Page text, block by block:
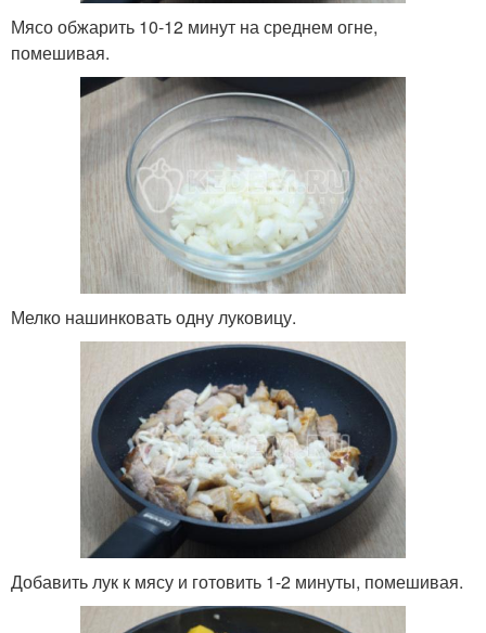
Мясо обжарить 10-12 минут на среднем огне,
помешивая.
Мелко нашинковать одну луковицу.
Добавить лук к мясу и готовить 1-2 минуты, помешивая.